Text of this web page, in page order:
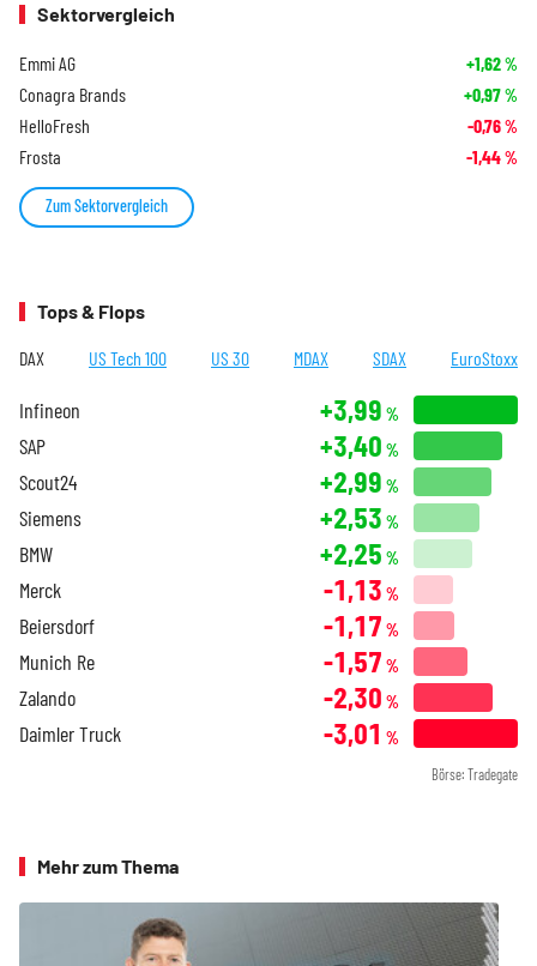
Sektorvergleich
Emmi AG +1,62%
Conagra Brands +0,97%
HelloFresh -0,76%
Frosta -1,44%
Zum Sektorvergleich
Tops & Flops
DAX US Tech 100 US 30 MDAX SDAX EuroStoxx
Infineon +3,99 %
SAP +3,40 %
Scout24 +2,99 %
Siemens +2,53 %
BMW +2,25 %
Merck -1,13 %
Beiersdorf -1,17 %
Munich Re -1,57 %
Zalando -2,30 %
Daimler Truck -3,01 %
Börse: Tradegate
Mehr zum Thema